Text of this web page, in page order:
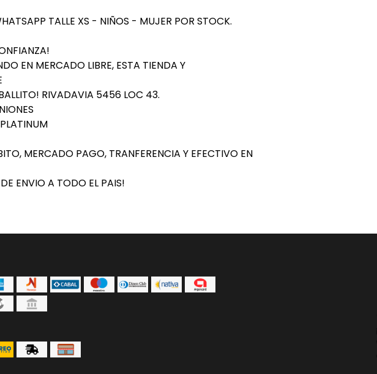
TALLE XS - NIÑOS - MUJER POR STOCK.
EN MERCADO LIBRE, ESTA TIENDA Y
RIVADAVIA 5456 LOC 43.
MERCADO PAGO, TRANFERENCIA Y EFECTIVO EN
ENVIO A TODO EL PAIS!